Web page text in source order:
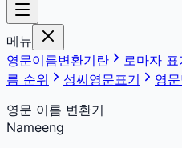
메뉴
영문이름변환기란
로마자 표
름 순위
성씨영문표기 영
영문 이름 변환기
Nameeng